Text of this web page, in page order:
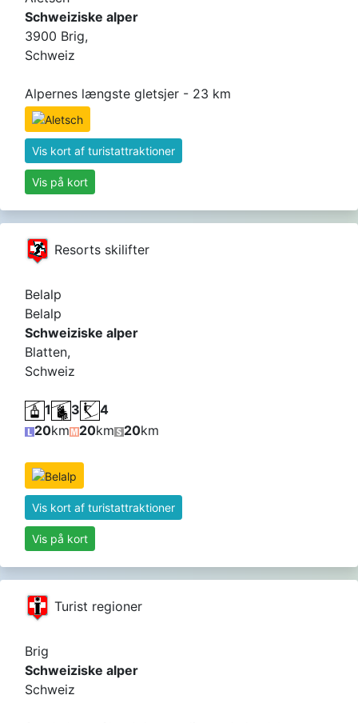
Schweiziske alper
3900 Brig,
Schweiz
Alpernes længste gletsjer - 23 km
Vis kort af turistattraktioner
Vis på kort
Resorts skilifter
Belalp
Belalp
Schweiziske alper
Blatten,
Schweiz
1 3
4
20km 20km 20km
Vis kort af turistattraktioner
Vis på kort
Turist regioner
Brig
Schweiziske alper
Schweiz